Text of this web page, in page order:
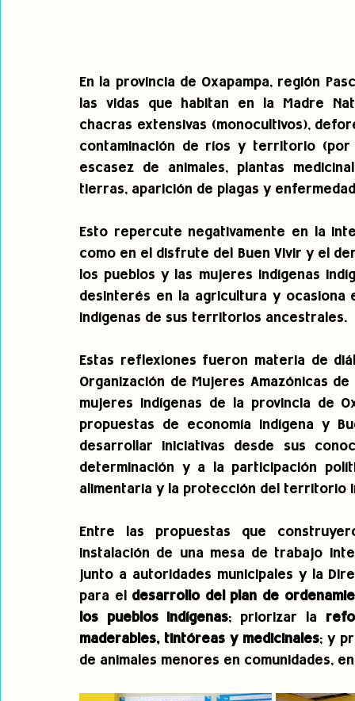
En la provincia de Oxapampa, región
las vidas que habitan en la Madre
chacras extensivas (monocultivos),
contaminación de ríos y territorio (por
escasez de animales, plantas
tierras, aparición de plagas y
Esto repercute negativamente en la
como en el disfrute del Buen Vivir y el
los pueblos y las mujeres indígenas
desinterés en la agricultura y ocasiona
indígenas de sus territorios ancestrales.
Estas reflexiones fueron materia de
Organización de Mujeres Amazónicas de
mujeres indígenas de la provincia de
propuestas de economía indígena y
desarrollar iniciativas desde sus
determinación y a la participación
alimentaria y la protección del territorio
Entre las propuestas que
instalación de una mesa de trabajo
junto a autoridades municipales y la
para el desarrollo del plan de
los pueblos indígenas; priorizar la
maderables, tintóreas y medicinales; y
de animales menores en comunidades,